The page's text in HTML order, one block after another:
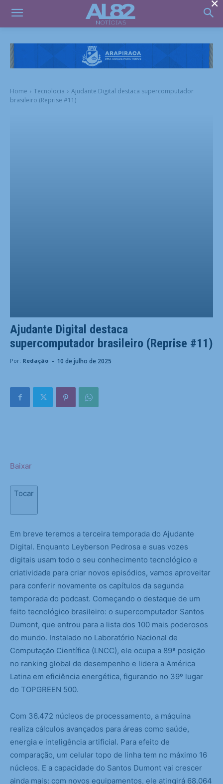
Home Tecnolocia
Ajudante Digital destaca supercomputador
brasileiro (Reprise #11)
Ajudante Digital destaca
supercomputador brasileiro (Reprise #11)
Por: Redação - 10 de julho de 2025
Baixar
Tocar
Em breve teremos a terceira temporada do Ajudante
Digital. Enquanto Leyberson Pedrosa e suas vozes
digitais usam todo o seu conhecimento tecnológico e
criatividade para criar novos episódios, vamos aproveitar
para conferir novamente os capítulos da segunda
temporada do podcast. Começando o destaque de um
feito tecnológico brasileiro: o supercomputador Santos
Dumont, que entrou para a lista dos 100 mais poderosos
do mundo. Instalado no Laboratório Nacional de
Computação Científica (LNCC), ele ocupa a 89ª posição
no ranking global de desempenho e lidera a América
Latina em eficiência energética, figurando no 39º lugar
do TOPGREEN 500.
Com 36.472 núcleos de processamento, a máquina
realiza cálculos avançados para áreas como saúde,
energia e inteligência artificial. Para efeito de
comparação, um celular topo de linha tem no máximo 16
núcleos. E a capacidade do Santos Dumont vai crescer
ainda mais: com novos equipamentos, ele atingirá 68.064